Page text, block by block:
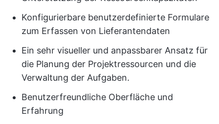
Konfigurierbare benutzerdefinierte Formulare
zum Erfassen von Lieferantendaten
Ein sehr visueller und anpassbarer Ansatz für
die Planung der Projektressourcen und die
Verwaltung der Aufgaben.
Benutzerfreundliche Oberfläche und
Erfahrung